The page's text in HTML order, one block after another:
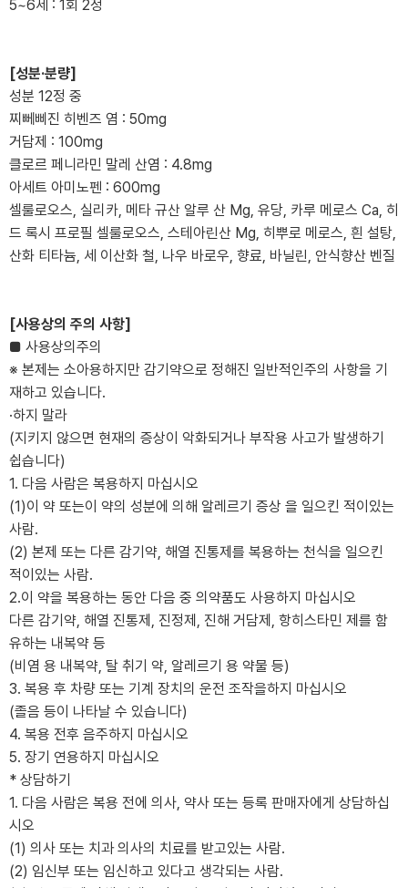
5~6세 : 1회 2정
[성분·분량]
성분 12정 중
찌뻬삐진 히벤즈 염 : 50mg
거담제 : 100mg
클로르 페니라민 말레 산염 : 4.8mg
아세트 아미노펜 : 600mg
셀룰로오스, 실리카, 메타 규산 알루 산 Mg, 유당, 카루 메로스 Ca, 히
드 록시 프로필 셀룰로오스, 스테아린산 Mg, 히뿌로 메로스, 흰 설탕,
산화 티타늄, 세 이산화 철, 나우 바로우, 향료, 바닐린, 안식향산 벤질
[사용상의 주의 사항]
■ 사용상의주의
※ 본제는 소아용하지만 감기약으로 정해진 일반적인주의 사항을 기
재하고 있습니다.
·하지 말라
(지키지 않으면 현재의 증상이 악화되거나 부작용 사고가 발생하기
쉽습니다)
1. 다음 사람은 복용하지 마십시오
(1)이 약 또는이 약의 성분에 의해 알레르기 증상 을 일으킨 적이있는
사람.
(2) 본제 또는 다른 감기약, 해열 진통제를 복용하는 천식을 일으킨
적이있는 사람.
2.이 약을 복용하는 동안 다음 중 의약품도 사용하지 마십시오
다른 감기약, 해열 진통제, 진정제, 진해 거담제, 항히스타민 제를 함
유하는 내복약 등
(비염 용 내복약, 탈 취기 약, 알레르기 용 약물 등)
3. 복용 후 차량 또는 기계 장치의 운전 조작을하지 마십시오
(졸음 등이 나타날 수 있습니다)
4. 복용 전후 음주하지 마십시오
5. 장기 연용하지 마십시오
* 상담하기
1. 다음 사람은 복용 전에 의사, 약사 또는 등록 판매자에게 상담하십
시오
(1) 의사 또는 치과 의사의 치료를 받고있는 사람.
(2) 임신부 또는 임신하고 있다고 생각되는 사람.